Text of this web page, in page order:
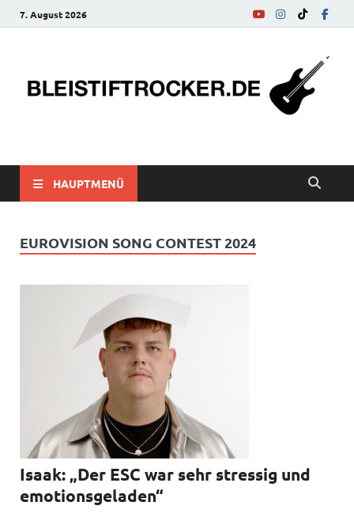
7. August 2026
bleistiftrocker.de
HAUPTMENÜ
EUROVISION SONG CONTEST 2024
Isaak: „Der ESC war sehr stressig und
emotionsgeladen“